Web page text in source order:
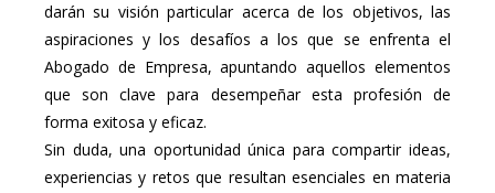
darán su visión particular acerca de los objetivos, las
aspiraciones y los desafíos a los que se enfrenta el
Abogado de Empresa, apuntando aquellos elementos
que son clave para desempeñar esta profesión de
forma exitosa y eficaz.
Sin duda, una oportunidad única para compartir ideas,
experiencias y retos que resultan esenciales en materia